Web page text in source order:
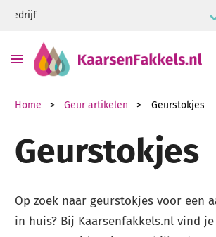
Home Geur artikelen Geurstokjes
Geurstokjes
Op zoek naar geurstokjes voor een
in huis? Bij Kaarsenfakkels.nl vind je